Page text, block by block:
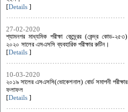
[Details ]
27-02-2020
শ্যামনগর মাধ্যমিক পরীক্ষা কেন্দ্র্রের (কেন্দ্র কোড-২৫৩)
২০২০ সালের এসএসসি ব্যবহারিক পরীক্ষার রুটিন।
[Details ]
10-03-2020
২০১৯ সালের এসএসসি(ভোকেশনাল) বোর্ড সমাপনী পরীক্ষার
ফলাফল
[Details ]